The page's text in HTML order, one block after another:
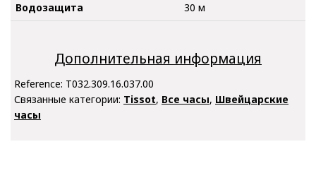
Водозащита
30 м
Дополнительная информация
Reference: T032.309.16.037.00
Связанные категории: Tissot, Все часы, Швейцарские
часы